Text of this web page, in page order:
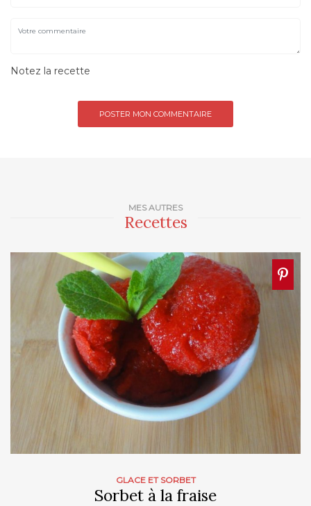
MES AUTRES
Recettes
GLACE ET SORBET
Sorbet à la fraise
Notez la recette